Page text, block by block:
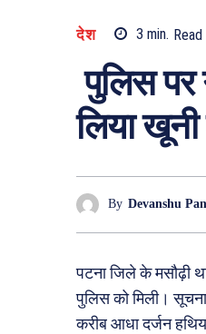
देश 3 min. Read
पुलिस
लिया
By Devanshu
पटना जिले के मसौढ़ी
पुलिस को मिली।
करीब आधा दर्जन